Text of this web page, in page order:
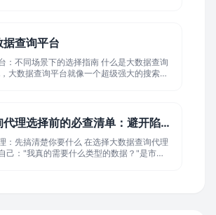
去超市买东西，超市老板记得你喜欢什么，
些你可能想买的东西，然后给你一张优惠
可以少付点钱。大数据
查询平台
：不同场景下的选择指南 什么是大数据查询
大数据查询平台就像一个超级强大的搜索引
要的那几本书，甚至还能告诉你这些书之间
要处理大量信息的人来说，这种平台简直是
适合使用大数据查
大数据查询代理选择前的必查清单：避开陷阱...
：先搞清楚你要什么 在选择大数据查询代理
己："我真的需要什么类型的数据？"是市场